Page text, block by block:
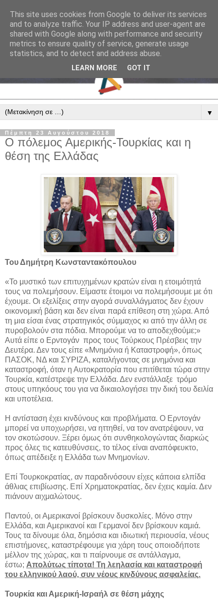
▼
Πέμπτη 23 Αυγούστου 2018
Ο πόλεμος Αμερικής-Τουρκίας και η
θέση της Ελλάδας
Του Δημήτρη Κωνσταντακόπουλου
«Το μυστικό των επιτυχημένων κρατών είναι η ετοιμότητά
τους να πολεμήσουν. Είμαστε έτοιμοι να πολεμήσουμε με ότι
έχουμε. Οι εξελίξεις στην αγορά συναλλάγματος δεν έχουν
οικονομική βάση και δεν είναι παρά επίθεση στη χώρα. Από
τη μια είσαι ένας στρατηγικός σύμμαχος κι από την άλλη σε
πυροβολούν στα πόδια. Μπορούμε να το αποδεχθούμε;»
Αυτά είπε ο Ερντογάν προς τους Τούρκους Πρέσβεις την
Δευτέρα. Δεν τους είπε «Μνημόνια ή Καταστροφή», όπως
ΠΑΣΟΚ, ΝΔ και ΣΥΡΙΖΑ, καταλήγοντας σε μνημόνια και
καταστροφή, όταν η Αυτοκρατορία που επιτίθεται τώρα στην
Τουρκία, κατέστρεψε την Ελλάδα. Δεν ενστάλλαξε τρόμο
στους υπηκόους του για να δικαιολογήσει την δική του δειλία
και υποτέλεια.
Η αντίσταση έχει κινδύνους και προβλήματα. Ο Ερντογάν
μπορεί να υποχωρήσει, να ηττηθεί, να τον ανατρέψουν, να
τον σκοτώσουν. Ξέρει όμως ότι συνθηκολογώντας διαρκώς
προς όλες τις κατευθύνσεις, το τέλος είναι αναπόφευκτο,
όπως απέδειξε η Ελλάδα των Μνημονίων.
Επί Τουρκοκρατίας, αν παραδινόσουν είχες κάποια ελπίδα
άθλιας επιβίωσης. Επί Χρηματοκρατίας, δεν έχεις καμία. Δεν
πιάνουν αιχμαλώτους.
Παντού, οι Αμερικανοί βρίσκουν δυσκολίες. Μόνο στην
Ελλάδα, και Αμερικανοί και Γερμανοί δεν βρίσκουν καμιά.
Τους τα δίνουμε όλα, δημόσια και ιδιωτική περιουσία, νέους
επιστήμονες, καταστρέφουμε για χάρη τους οποιοδήποτε
μέλλον της χώρας, και τι παίρνουμε σε αντάλλαγμα,
έστω; Απολύτως τίποτα! Τη λεηλασία και καταστροφή
του ελληνικού λαού, συν νέους κινδύνους ασφαλείας.
Τουρκία και Αμερική-Ισραήλ σε θέση μάχης
This site uses cookies from Google to deliver its services
and to analyze traffic. Your IP address and user-agent are
shared with Google along with performance and security
metrics to ensure quality of service, generate usage
statistics, and to detect and address abuse.
LEARN MORE GOT IT